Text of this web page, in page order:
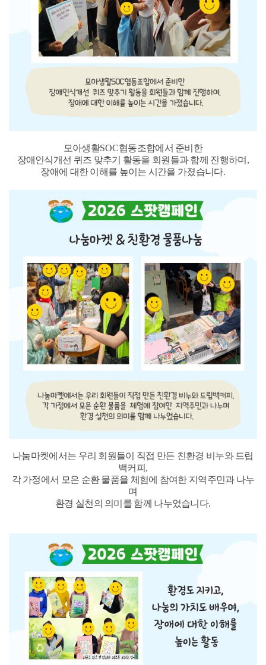
모아생활SOC협동조합에서 준비한
장애인식개선 퀴즈 맞추기 활동을 회원들과 함께 진행하며 ,
장애에 대한 이해를 높이는 시간을 가졌습니다.
나눔마켓에서는 우리 회원들이 직접 만든 친환경 비누와 드립
백커피 ,
각 가정에서 모은 순환 물품을 체험에 참여한 지역주민과 나누
며
환경 실천의 의미를 함께 나누었습니다.